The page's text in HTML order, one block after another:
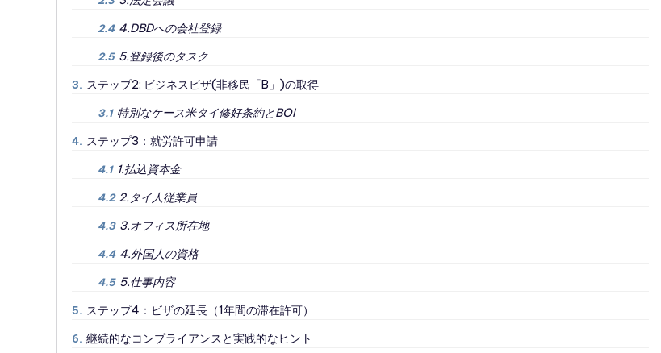
2.4 4.DBDへの会社登録
2.5 5.登録後のタスク
3. ステップ2: ビジネスビザ(非移民「B」)の取得
3.1 特別なケース米タイ修好条約とBOI
4. ステップ3：就労許可申請
4.1 1.払込資本金
4.2 2.タイ人従業員
4.3 3.オフィス所在地
4.4 4.外国人の資格
4.5 5.仕事内容
5. ステップ4：ビザの延長（1年間の滞在許可）
6. 継続的なコンプライアンスと実践的なヒント